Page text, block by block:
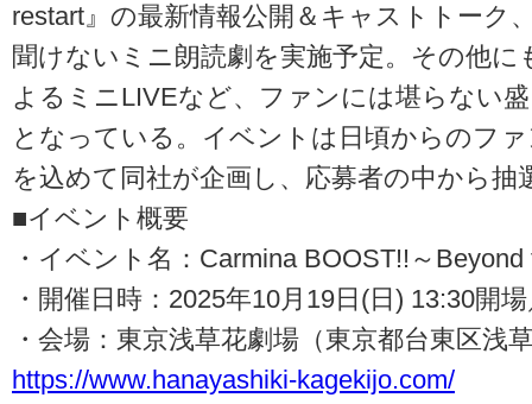
restart』の最新情報公開＆キャストトーク
聞けないミニ朗読劇を実施予定。その他に
よるミニLIVEなど、ファンには堪らない
となっている。イベントは日頃からのフ
を込めて同社が企画し、応募者の中から抽
■イベント概要
・イベント名：Carmina BOOST!!～
・開催日時：2025年10月19日(日) 13:30開
・会場：東京浅草花劇場（東京都台東区浅
https://www.hanayashiki-kagekijo.com/